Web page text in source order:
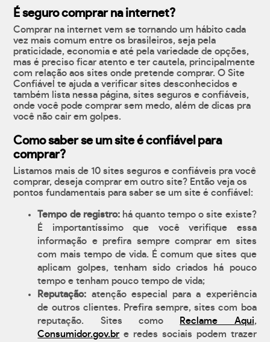
É seguro comprar na internet?
Comprar na internet vem se tornando um hábito cada
vez mais comum entre os brasileiros, seja pela
praticidade, economia e até pela variedade de opções,
mas é preciso ficar atento e ter cautela, principalmente
com relação aos sites onde pretende comprar. O Site
Confiável te ajuda a verificar sites desconhecidos e
também lista nessa página, sites seguros e confiáveis,
onde você pode comprar sem medo, além de dicas pra
você não cair em golpes.
Como saber se um site é confiável para
comprar?
Listamos mais de 10 sites seguros e confiáveis pra você
comprar, deseja comprar em outro site? Então veja os
pontos fundamentais para saber se um site é confiável:
Tempo de registro:há quanto tempo o site existe?
É importantíssimo que você verifique essa
informação e prefira sempre comprar em sites
com mais tempo de vida. É comum que sites que
aplicam golpes, tenham sido criados há pouco
tempo e tenham pouco tempo de vida;
Reputação: atenção especial para a experiência
de outros clientes. Prefira sempre, sites com boa
reputação. Sites como
Reclame Aqui,
Consumidor.gov.br e redes sociais podem trazer